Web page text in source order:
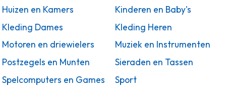
Huizen en Kamers
Kinderen en Baby's
Kleding Dames
Kleding Heren
Motoren en driewielers
Muziek en Instrumenten
Postzegels en Munten
Sieraden en Tassen
Spelcomputers en Games
Sport